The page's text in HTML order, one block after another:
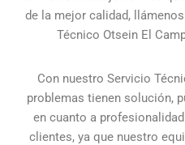
de la mejor calidad,
Técnico Otsein El
Con nuestro Servicio
problemas tienen solución,
en cuanto a
clientes, ya que nuestro